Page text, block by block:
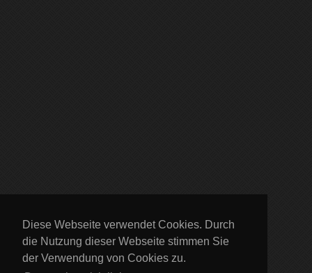
Diese Webseite verwendet Cookies. Durch
die Nutzung dieser Webseite stimmen Sie
der Verwendung von Cookies zu.